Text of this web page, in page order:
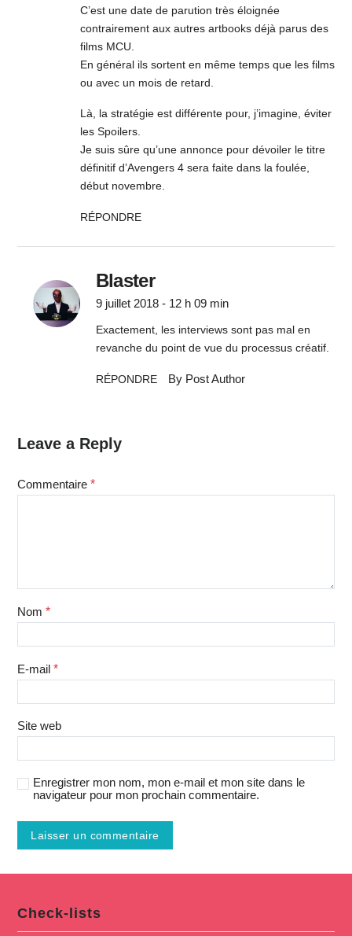
C’est une date de parution très éloignée
contrairement aux autres artbooks déjà parus des
films MCU.
En général ils sortent en même temps que les films
ou avec un mois de retard.
Là, la stratégie est différente pour, j’imagine, éviter
les Spoilers.
Je suis sûre qu’une annonce pour dévoiler le titre
définitif d’Avengers 4 sera faite dans la foulée,
début novembre.
RÉPONDRE
Blaster
9 juillet 2018 - 12 h 09 min
Exactement, les interviews sont pas mal en
revanche du point de vue du processus créatif.
RÉPONDRE By Post Author
Leave a Reply
Commentaire *
Nom *
E-mail *
Site web
Enregistrer mon nom, mon e-mail et mon site dans le
navigateur pour mon prochain commentaire.
Check-lists